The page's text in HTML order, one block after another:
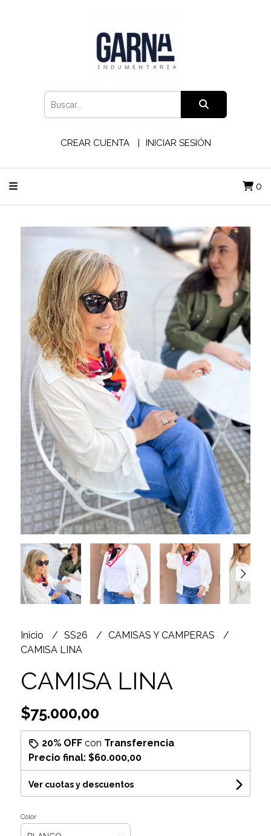
CREAR CUENTA INICIAR SESIÓN
0
Inicio SS26
CAMISAS Y CAMPERAS
CAMISA LINA
CAMISA LINA
$75.000,00
20% OFFcon Transferencia
Precio final: $60.000,00
Ver cuotas y descuentos
Color